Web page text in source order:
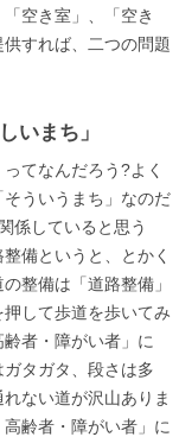
空き室」、「空き
すれば、二つの問題
いまち」
てなんだろう?よく
ういうまち」なのだ
係していると思う
備というと、とかく
整備は「道路整備」
して歩道を歩いてみ
者・障がい者」に
ガタガタ、段さは多
ない道が沢山ありま
齢者・障がい者」に